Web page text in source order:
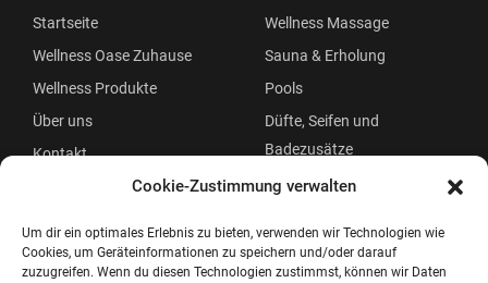
Cookie-Zustimmung verwalten
Um dir ein optimales Erlebnis zu bieten, verwenden wir Technologien wie
Cookies, um Geräteinformationen zu speichern und/oder darauf
zuzugreifen. Wenn du diesen Technologien zustimmst, können wir Daten
Startseite
Wellness Oase Zuhause
Wellness Produkte
Über uns
Kontakt
Wellness Massage
Sauna & Erholung
Pools
Düfte, Seifen und
Badezusätze
Beauty